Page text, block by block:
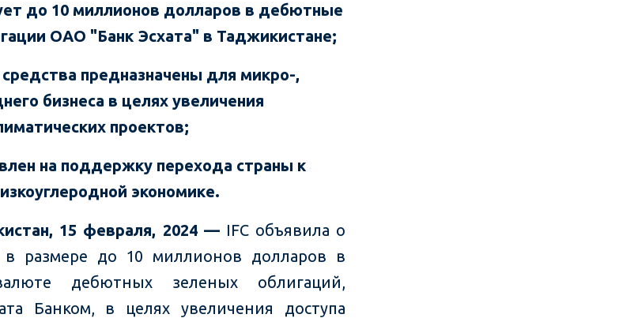
до 10 миллионов долларов в дебютные
ОАО "Банк Эсхата" в Таджикистане;
предназначены для микро-,
бизнеса в целях увеличения
проектов;
на поддержку перехода страны к
экономике.
, 15 февраля, 2024 — IFC объявила о
в размере до 10 миллионов долларов в
дебютных зеленых облигаций,
Банком, в целях увеличения доступа